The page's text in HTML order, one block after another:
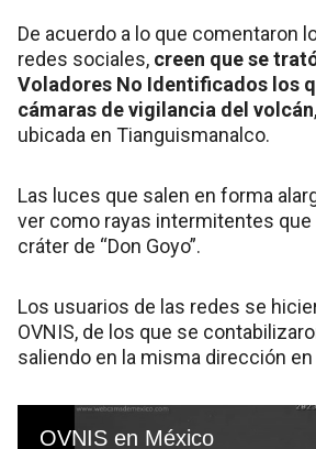
De acuerdo a lo que comentaron
redes sociales, creen que se
Voladores No Identificados los
cámaras de vigilancia del volcán
ubicada en Tianguismanalco.
Las luces que salen en forma
ver como rayas intermitentes que
cráter de “Don Goyo”.
Los usuarios de las redes se
OVNIS, de los que se
saliendo en la misma dirección